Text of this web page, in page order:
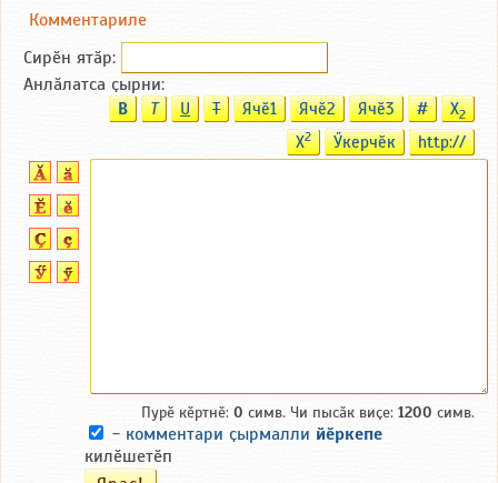
Комментариле
Сирӗн ятӑp:
Анлӑлатса ҫырни:
B T U T Ячӗ1 Ячӗ2 Ячӗ3 # X2
X2 Ӳкерчӗк http://
Пурӗ кӗртнӗ: 0 симв. Чи пысӑк виҫе: 1200 симв.
- комментари ҫырмалли йӗркепе
килӗшетӗп